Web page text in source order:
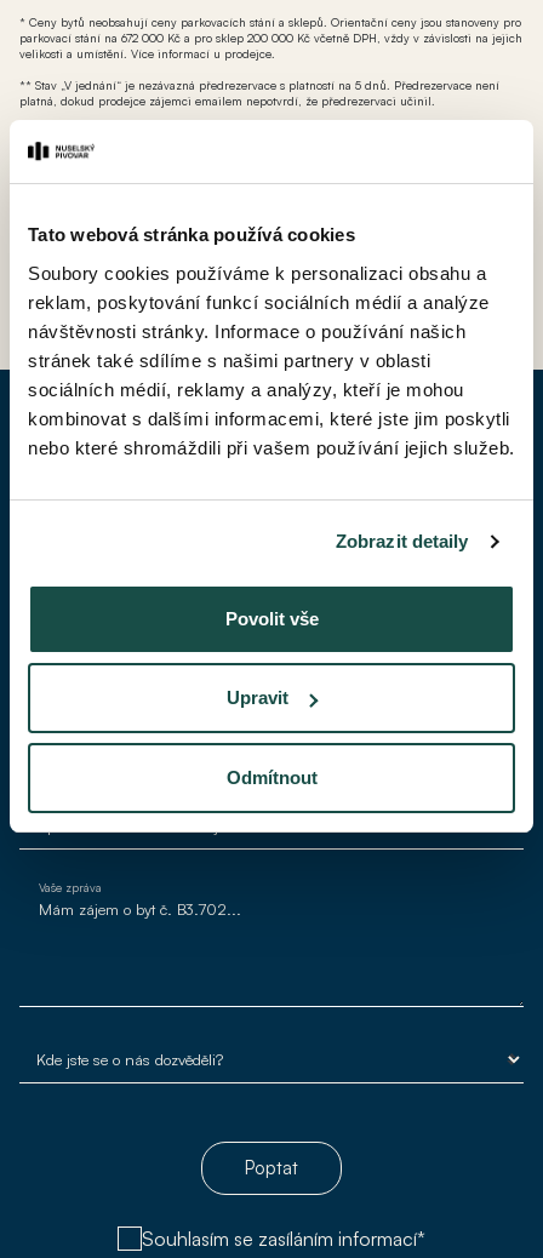
Tato webová stránka používá cookies
Soubory cookies používáme k personalizaci obsahu a
reklam, poskytování funkcí sociálních médií a analýze
návštěvnosti stránky. Informace o používání našich
stránek také sdílíme s našimi partnery v oblasti
sociálních médií, reklamy a analýzy, kteří je mohou
kombinovat s dalšími informacemi, které jste jim poskytli
nebo které shromáždili při vašem používání jejich služeb.
Zobrazit detaily
Povolit vše
Upravit
Odmítnout
* Ceny bytů neobsahují ceny parkovacích stání a sklepů. Orientační ceny jsou stanoveny pro
parkovací stání na 672 000 Kč a pro sklep 200 000 Kč včetně DPH, vždy v závislosti na jejich
velikosti a umístění. Více informací u prodejce.
** Stav „V jednání“ je nezávazná předrezervace s platností na 5 dnů. Předrezervace není
platná, dokud prodejce zájemci emailem nepotvrdí, že předrezervaci učinil.
možností odpočtu DPH).
ZPĚT DO CENÍKU
POPTAT BYT
Váš telefon
Váš e-mail*
Vaše zpráva
Poptat
Souhlasím se zasíláním informací*